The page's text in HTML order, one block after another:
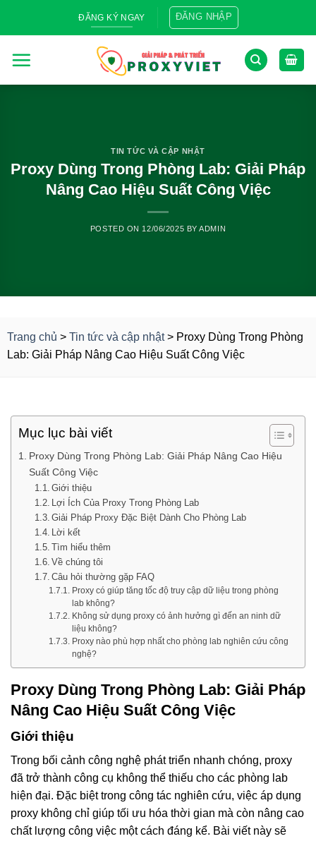
ĐĂNG KÝ NGAY ĐĂNG NHẬP
TIN TỨC VÀ CẬP NHẬT
Proxy Dùng Trong Phòng Lab: Giải Pháp
Nâng Cao Hiệu Suất Công Việc
POSTED ON 12/06/2025 BYADMIN
Trang chủ > Tin tức và cập nhật> Proxy Dùng Trong Phòng
Lab: Giải Pháp Nâng Cao Hiệu Suất Công Việc
Mục lục bài viết
Proxy Dùng Trong Phòng Lab: Giải Pháp Nâng Cao Hiệu
Suất Công Việc
Giới thiệu
Lợi Ích Của Proxy Trong Phòng Lab
Giải Pháp Proxy Đặc Biệt Dành Cho Phòng Lab
Lời kết
Tìm hiểu thêm
Về chúng tôi
Câu hỏi thường gặp FAQ
Proxy có giúp tăng tốc độ truy cập dữ liệu trong phòng
lab không?
Không sử dụng proxy có ảnh hưởng gì đến an ninh dữ
liệu không?
Proxy nào phù hợp nhất cho phòng lab nghiên cứu công
nghệ?
Proxy Dùng Trong Phòng Lab: Giải Pháp
Nâng Cao Hiệu Suất Công Việc
Giới thiệu
Trong bối cảnh công nghệ phát triển nhanh chóng, proxy
đã trở thành công cụ không thể thiếu cho các phòng lab
hiện đại. Đặc biệt trong công tác nghiên cứu, việc áp dụng
proxy không chỉ giúp tối ưu hóa thời gian mà còn nâng cao
chất lượng công việc một cách đáng kể. Bài viết này sẽ